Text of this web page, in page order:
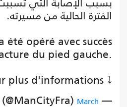
الفترة الحالية من مسيرته.
été opéré avec succès
du pied gauche.
plus d'informations ⤵️
— Manchester City (@ManCityFra)
March